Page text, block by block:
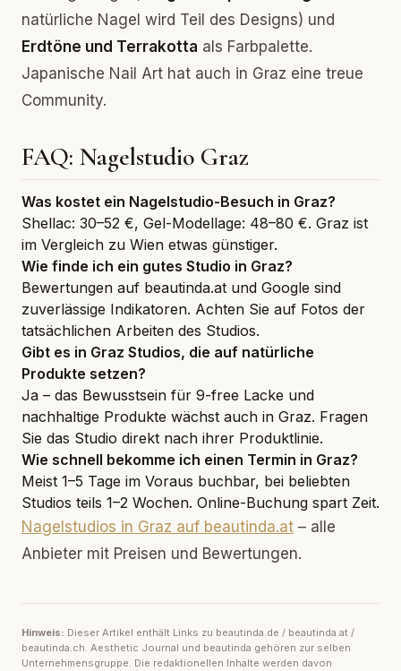
natürliche Nagel wird Teil des Designs) und
Erdtöne und Terrakotta als Farbpalette.
Japanische Nail Art hat auch in Graz eine treue
Community.
FAQ: Nagelstudio Graz
Was kostet ein Nagelstudio-Besuch in Graz?
Shellac: 30–52 €, Gel-Modellage: 48–80 €. Graz ist
im Vergleich zu Wien etwas günstiger.
Wie finde ich ein gutes Studio in Graz?
Bewertungen auf beautinda.at und Google sind
zuverlässige Indikatoren. Achten Sie auf Fotos der
tatsächlichen Arbeiten des Studios.
Gibt es in Graz Studios, die auf natürliche
Produkte setzen?
Ja – das Bewusstsein für 9-free Lacke und
nachhaltige Produkte wächst auch in Graz. Fragen
Sie das Studio direkt nach ihrer Produktlinie.
Wie schnell bekomme ich einen Termin in Graz?
Meist 1–5 Tage im Voraus buchbar, bei beliebten
Studios teils 1–2 Wochen. Online-Buchung spart Zeit.
Nagelstudios in Graz auf beautinda.at – alle
Anbieter mit Preisen und Bewertungen.
Hinweis: Dieser Artikel enthält Links zu beautinda.de / beautinda.at /
beautinda.ch. Aesthetic Journal und beautinda gehören zur selben
Unternehmensgruppe. Die redaktionellen Inhalte werden davon